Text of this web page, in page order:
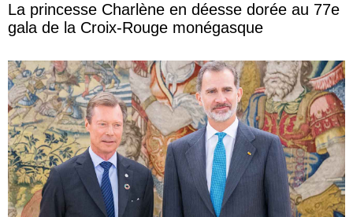
La princesse Charlène en déesse dorée au 77e
gala de la Croix-Rouge monégasque